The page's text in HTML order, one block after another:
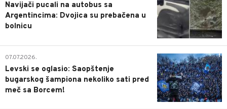
Navijači pucali na autobus sa
Argentincima: Dvojica su prebačena u
bolnicu
1
07.07.2026.
Levski se oglasio: Saopštenje
bugarskog šampiona nekoliko sati pred
meč sa Borcem!